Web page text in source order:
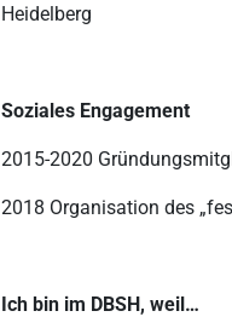
Heidelberg
Soziales Engagement
2015-2020
2018 Organisation des
Ich bin im DBSH, weil…